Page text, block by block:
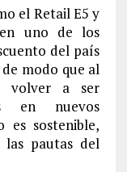
el Retail E5 y
uno de los
del país
modo que al
volver a ser
en nuevos
es sostenible,
las pautas del